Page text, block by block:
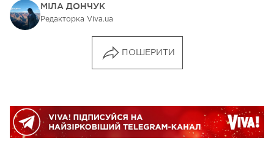
МІЛА ДОНЧУК
Редакторка Viva.ua
ПОШЕРИТИ